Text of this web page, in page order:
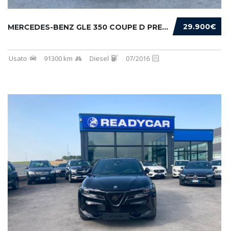
29.900€
MERCEDES-BENZ GLE 350 COUPE D PREMIUM 4MATIC...
Usato 91300 km Diesel 07/2016